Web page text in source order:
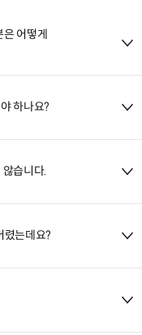
은 어떻게
하나요?
않습니다.
렸는데요?